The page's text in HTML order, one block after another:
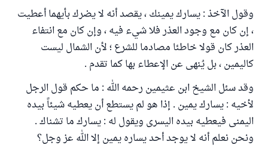
وقول الآخذ : يسارك يمينك ، يقصد أنه لا يضرك بأيهما أعطيت
، إن كان مع وجود العذر فلا شيء فيه ، وإن كان مع انتفاء
العذر كان قولا خاطئا مصادما للشرع ؛ لأن الشمال ليست
كاليمين ، بل يُنهى عن الإعطاء بها كما تقدم .
وقد سئل الشيخ ابن عثيمين رحمه الله : ما حكم قول الرجل
لأخيه : يسارك يمين . إذا هو لم يستطع أن يعطيه شيئاً بيده
اليمنى فيعطيه بيده اليسرى ويقول له : يسارك ما تشناك .
ونحن نعلم أنه لا يوجد أحد يساره يمين إلا الله عز وجل؟